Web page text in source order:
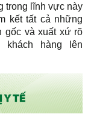
trong lĩnh vực này
kết tất cả những
gốc và xuất xứ rõ
hàng lên